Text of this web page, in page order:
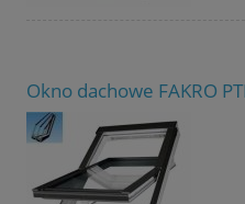
Okno dachowe FAKRO